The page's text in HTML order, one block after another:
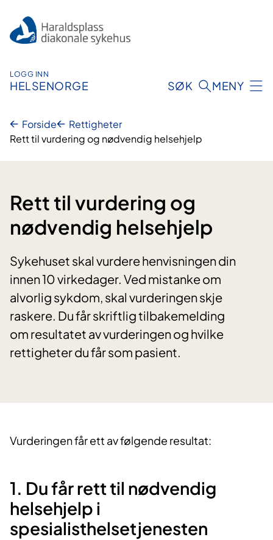
innhold
LOGG INN
HELSENORGE SØK MENY
Forside
Rettigheter
Rett til vurdering og nødvendig helsehjelp
Rett til vurdering og
nødvendig helsehjelp
Sykehuset skal vurdere henvisningen din
innen 10 virkedager. Ved mistanke om
alvorlig sykdom, skal vurderingen skje
raskere. Du får skriftlig tilbakemelding
om resultatet av vurderingen og hvilke
rettigheter du får som pasient.
Vurderingen får ett av følgende resultat:
1. Du får rett til nødvendig
helsehjelp i
spesialisthelsetjenesten